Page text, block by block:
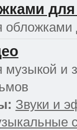
для
и
Звуки и